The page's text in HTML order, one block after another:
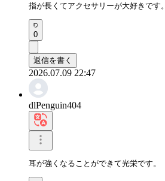
指が長くてアクセサリーが大好きです。
0
返信を書く
2026.07.09 22:47
dlPenguin404
耳が強くなることができて光栄です。